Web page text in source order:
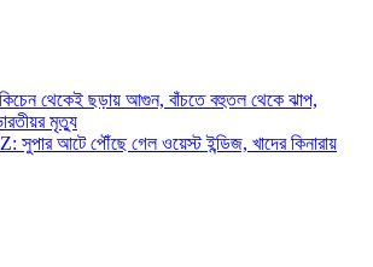
থেকেই ছড়ায় আগুন, বাঁচতে বহুতল থেকে ঝাপ,
মৃত্যু
আটে পৌঁছে গেল ওয়েস্ট ইন্ডিজ, খাদের কিনারায়